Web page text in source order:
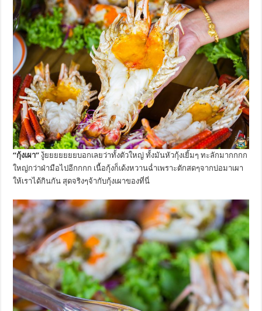
“กุ้งเผา” งู้ยยยยยยยบอกเลยว่าทั้งตัวใหญ่ ทั้งมันหัวกุ้งเยิ้มๆ ทะลักมากกกก
ใหญ่กว่าฝ่ามือไปอีกกกก เนื้อกุ้งก็เด้งหวานฉ่ำเพราะตักสดๆจากบ่อมาเผา
ให้เราได้กินกัน สุดจริงๆจ้ากับกุ้งเผาของที่นี่